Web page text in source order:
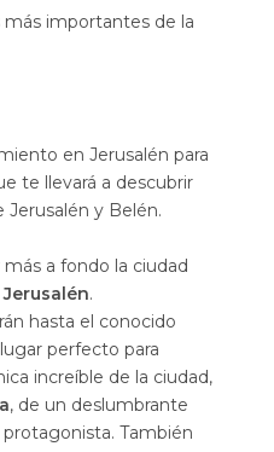
más importantes de la
en Jerusalén para
te llevará a descubrir
Jerusalén y Belén.
a fondo la ciudad
.
hasta el conocido
perfecto para
increíble de la ciudad,
, de un deslumbrante
También